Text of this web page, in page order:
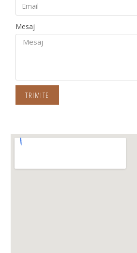
Mesaj
TRIMITE